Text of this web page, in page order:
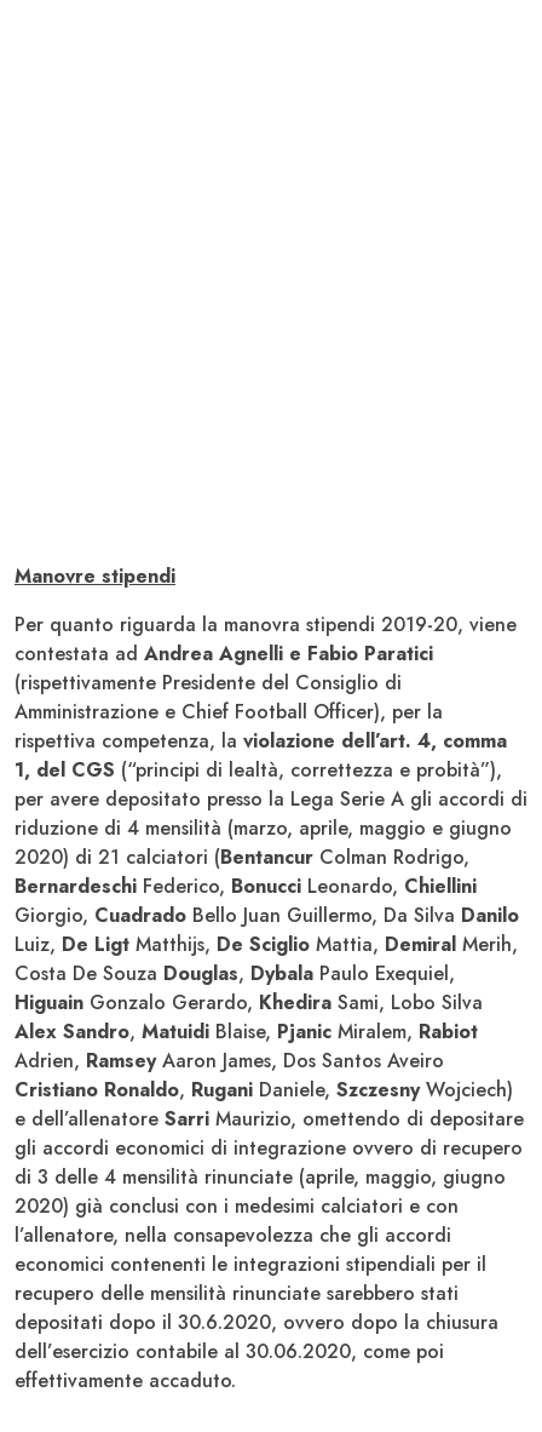
Manovre stipendi
Per quanto riguarda la manovra stipendi 2019-20, viene
contestata ad Andrea Agnelli e Fabio Paratici
(rispettivamente Presidente del Consiglio di
Amministrazione e Chief Football Officer), per la
rispettiva competenza, la violazione dell’art. 4, comma
1, del CGS (“principi di lealtà, correttezza e probità”),
per avere depositato presso la Lega Serie A gli accordi di
riduzione di 4 mensilità (marzo, aprile, maggio e giugno
2020) di 21 calciatori (Bentancur Colman Rodrigo,
Bernardeschi Federico, Bonucci Leonardo, Chiellini
Giorgio, Cuadrado Bello Juan Guillermo, Da Silva Danilo
Luiz, De Ligt Matthijs, De Sciglio Mattia, Demiral Merih,
Costa De Souza Douglas, Dybala Paulo Exequiel,
Higuain Gonzalo Gerardo, Khedira Sami, Lobo Silva
Alex Sandro, Matuidi Blaise, Pjanic Miralem, Rabiot
Adrien, RamseyAaron James, Dos Santos Aveiro
Cristiano Ronaldo, Rugani Daniele, SzczesnyWojciech)
e dell’allenatore Sarri Maurizio, omettendo di depositare
gli accordi economici di integrazione ovvero di recupero
di 3 delle 4 mensilità rinunciate (aprile, maggio, giugno
2020) già conclusi con i medesimi calciatori e con
l’allenatore, nella consapevolezza che gli accordi
economici contenenti le integrazioni stipendiali per il
recupero delle mensilità rinunciate sarebbero stati
depositati dopo il 30.6.2020, ovvero dopo la chiusura
dell’esercizio contabile al 30.06.2020, come poi
effettivamente accaduto.